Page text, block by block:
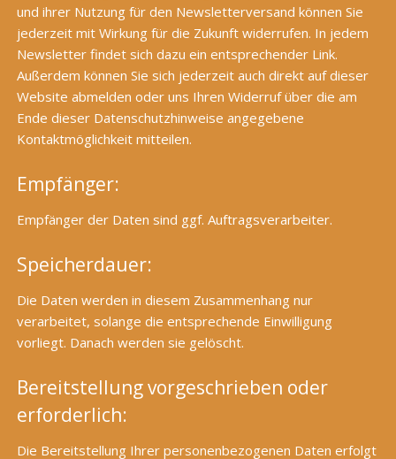
und ihrer Nutzung für den Newsletterversand können Sie
jederzeit mit Wirkung für die Zukunft widerrufen. In jedem
Newsletter findet sich dazu ein entsprechender Link.
Außerdem können Sie sich jederzeit auch direkt auf dieser
Website abmelden oder uns Ihren Widerruf über die am
Ende dieser Datenschutzhinweise angegebene
Kontaktmöglichkeit mitteilen.
Empfänger:
Empfänger der Daten sind ggf. Auftragsverarbeiter.
Speicherdauer:
Die Daten werden in diesem Zusammenhang nur
verarbeitet, solange die entsprechende Einwilligung
vorliegt. Danach werden sie gelöscht.
Bereitstellung vorgeschrieben oder
erforderlich:
Die Bereitstellung Ihrer personenbezogenen Daten erfolgt